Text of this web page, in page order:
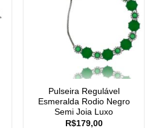
Pulseira Regulável
Esmeralda Rodio Negro
Semi Joia Luxo
R$179,00